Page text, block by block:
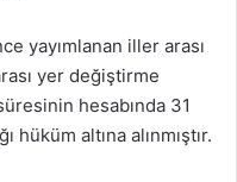
yayımlanan iller arası
yer değiştirme
hesabında 31
hüküm altına alınmıştır.